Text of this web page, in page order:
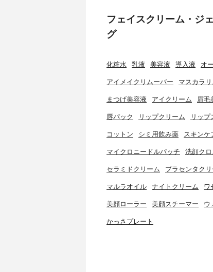
フェイスクリーム・ジ
グ
化粧水 乳液 美容液 導入液 オ
アイメイクリムーバー マスカラ
まつげ美容液 アイクリーム 眉毛
唇パック リップクリーム リップ
コットン シミ用飲み薬 スキンケ
マイクロニードルパッチ 洗顔クロ
セラミドクリーム プラセンタク
マルラオイル ナイトクリーム ワ
美顔ローラー 美顔スチーマー ウ
かっさプレート